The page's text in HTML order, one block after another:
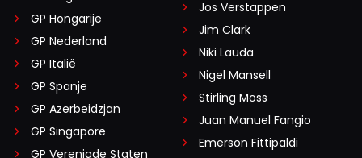
GP Hongarije
GP Nederland
GP Italië
GP Spanje
GP Azerbeidzjan
GP Singapore
GP Verenigde Staten
Jos Verstappen
Jim Clark
Niki Lauda
Nigel Mansell
Stirling Moss
Juan Manuel Fangio
Emerson Fittipaldi